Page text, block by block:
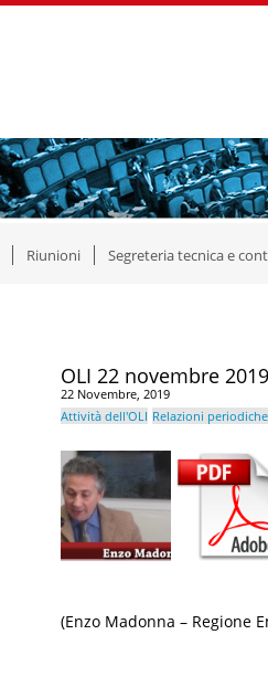
Riunioni Segreteria tecnica e
OLI 22 novembre
22 Novembre, 2019
Attività dell'OLI Relazioni periodiche
(Enzo Madonna – Regione